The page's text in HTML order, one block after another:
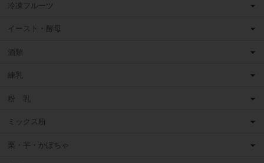
冷凍フルーツ
イースト・酵母
酒類
練乳
粉 乳
ミックス粉
栗・芋・かぼちゃ